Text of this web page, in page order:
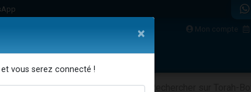
Mon compte
Musique Paracha Divertissements
×
vous serez connecté !